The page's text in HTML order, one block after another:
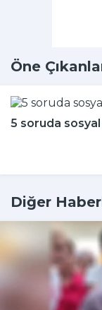
Öne
5 soruda
Diğer